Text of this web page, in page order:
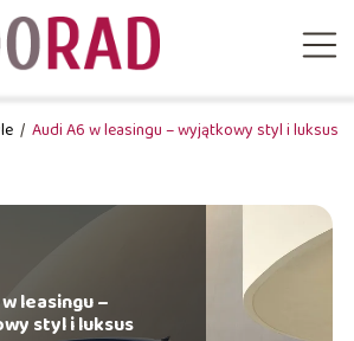
/ Audi A6 w leasingu – wyjątkowy styl i luksus
leasingu –
styl i luksus